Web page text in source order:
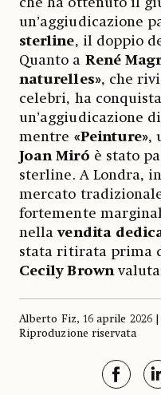
che ha ottenuto il
un’aggiudicazione
sterline, il doppio
Quanto a René
naturelles», che
celebri, ha
un’aggiudicazione di
mentre «Peinture»,
Joan Miró è stato
sterline. A Londra,
mercato
fortemente
nellavendita
stata ritirata prima
Cecily Brown
Alberto Fiz, 16 aprile 2026
Riproduzione riservata